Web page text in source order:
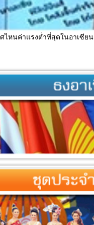
ไหนค่าแรงต่ำที่สุดในอาเซียน